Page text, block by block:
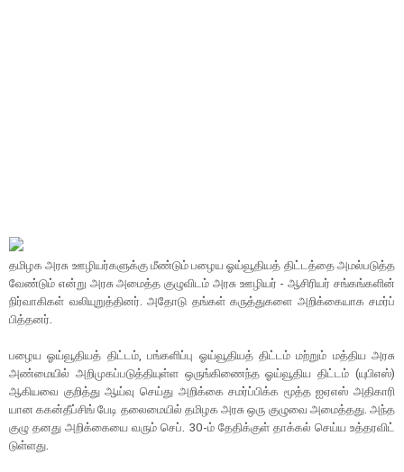
தமிழக அரசு ஊழியர்​களுக்கு மீண்​டும் பழைய ஓய்​வூ​தி​யத் திட்​டத்தை அமல்​படுத்த
வேண்​டும் என்று அரசு அமைத்த குழு​விடம் அரசு ஊழியர்​ - ஆசிரியர் சங்​கங்​களின்
நிர்​வாகி​கள் வலி​யுறுத்​தினர். அதோடு தங்​கள் கருத்​துகளை அறிக்கை​யாக சமர்ப்​
பித்​தனர்.
பழைய ஓய்​வூ​தி​யத் திட்​டம், பங்​களிப்பு ஓய்​வூ​தி​யத் திட்​டம் மற்​றும் மத்​திய அரசு
அண்​மை​யில் அறி​முகப்​படுத்​தி​யுள்ள ஒருங்​கிணைந்த ஓய்​வூ​திய திட்​டம் (யுபிஎஸ்)
ஆகியவை குறித்து ஆய்வு செய்து அறிக்கை சமர்ப்​பிக்க மூத்த ஐஏஎஸ் அதி​காரி​
யான ககன்​தீப்​சிங் பேடி தலை​மை​யில் தமிழக அரசு ஒரு குழுவை அமைத்​தது. அந்த
குழு தனது அறிக்​கையை வரும் செப். 30-ம் தேதிக்​குள் தாக்​கல் செய்ய உத்​தர​விட்​
டுள்​ளது.